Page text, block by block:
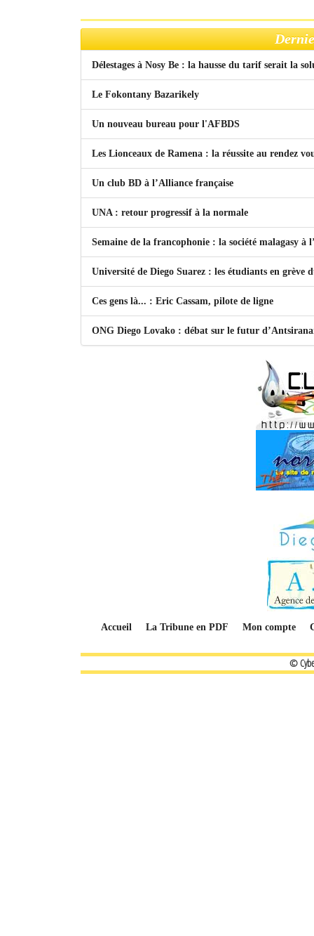
Délestages à Nosy Be : la hausse du tarif serait la
Le Fokontany Bazarikely
Un nouveau bureau pour l'AFBDS
Les Lionceaux de Ramena : la réussite au rendez
Un club BD à l’Alliance française
UNA : retour progressif à la normale
Semaine de la francophonie : la société malagasy à
Université de Diego Suarez : les étudiants en grève
Ces gens là... : Eric Cassam, pilote de ligne
ONG Diego Lovako : débat sur le futur
Accueil La Tribune en PDF Mon compte
©